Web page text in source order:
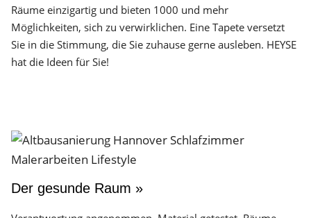
Räume einzigartig und bieten 1000 und mehr
Möglichkeiten, sich zu verwirklichen. Eine Tapete versetzt
Sie in die Stimmung, die Sie zuhause gerne ausleben. HEYSE
hat die Ideen für Sie!
Der gesunde Raum »